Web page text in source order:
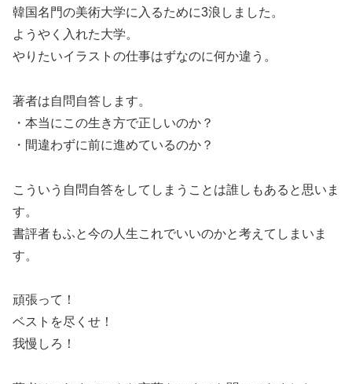
韓国名門の美術大学に入るために3浪しました。
ようやく入れた大学。
やりたいイラストの仕事はずなのに何か違う。
著者は自問自答します。
・本当にこの生き方で正しいのか？
・間違わずに前に進めているのか？
こういう自問自答をしてしまうことは誰しもあると思いま
す。
書評者もふと今の人生これでいいのかと考えてしまいま
す。
頑張って！
ベストを尽くせ！
我慢しろ！